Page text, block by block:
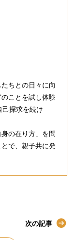
ちとの日々に向
ことを試し体験
己探求を続け
の在り方」を問
で、親子共に発
次の記事